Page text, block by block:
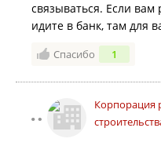
связываться. Если
идите в банк, там для
Спасибо 1
Корпорация